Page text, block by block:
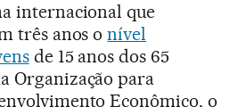
internacional que
três anos onível
de 15 anos dos 65
Organização para
Econômico, o